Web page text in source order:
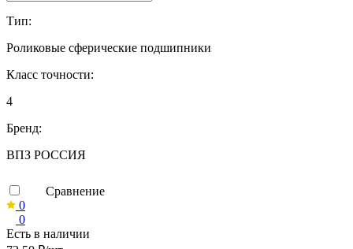
Тип:
Роликовые сферические подшипники
Класс точности:
4
Бренд:
ВПЗ РОССИЯ
Сравнение
0
0
Есть в наличии